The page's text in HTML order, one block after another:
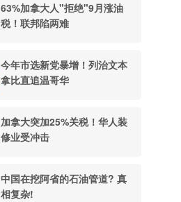
63%加拿大人"拒绝"9月涨油
税！联邦陷两难
今年市选新党暴增！列治文本
拿比直追温哥华
加拿大突加25%关税！华人装
修业受冲击
中国在挖阿省的石油管道? 真
相复杂!